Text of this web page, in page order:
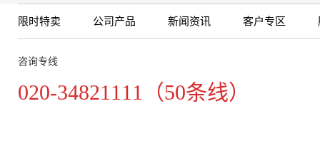
细胞培养瓶
More
限时特卖 公司产品 新闻资讯 客户专区
咨询专线
020-34821111（50条线）